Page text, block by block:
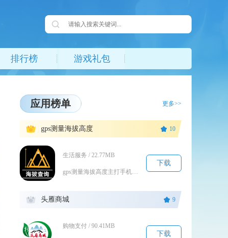
排行榜 游戏礼包
应用榜单 更多>>
1 gps测量海拔高度 10
生活服务 / 22.77MB
下载
2 头雁商城 9
购物支付 / 90.41MB
下载